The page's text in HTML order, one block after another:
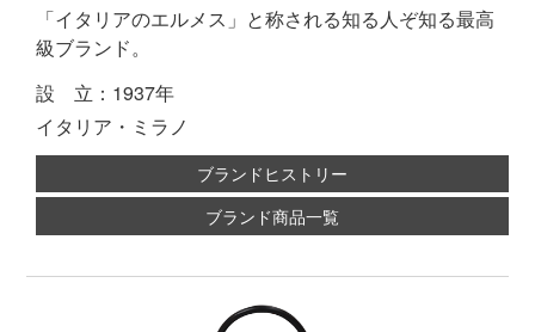
「イタリアのエルメス」と称される知る人ぞ知る最高
級ブランド。
設 立：1937年
イタリア・ミラノ
ブランドヒストリー
ブランド商品一覧